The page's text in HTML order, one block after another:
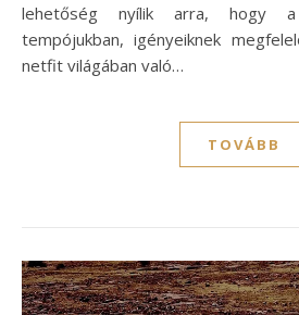
lehetőség nyílik arra, hogy a
tempójukban, igényeiknek
netfit világában való…
TOVÁBB